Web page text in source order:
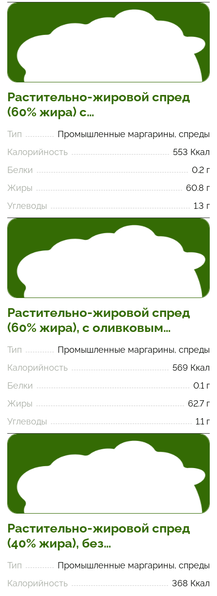
Растительно-жировой спред
(60% жира) с
полиненасыщенными жирами
Тип
Промышленные маргарины, спреды
Калорийность
553 Ккал
Белки
0.2 г
Жиры
60.8 г
Углеводы
1.3 г
Растительно-жировой спред
(60% жира), с оливковым
маслом
Тип
Промышленные маргарины, спреды
Калорийность
569 Ккал
Белки
0.1 г
Жиры
62.7 г
Углеводы
1.1 г
Растительно-жировой спред
(40% жира), без
полиненасыщенных жиров
Тип
Промышленные маргарины, спреды
Калорийность
368 Ккал